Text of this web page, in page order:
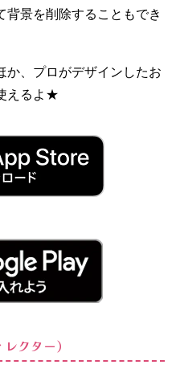
背景を削除することもでき
か、プロがデザインしたお
えるよ★
クター）